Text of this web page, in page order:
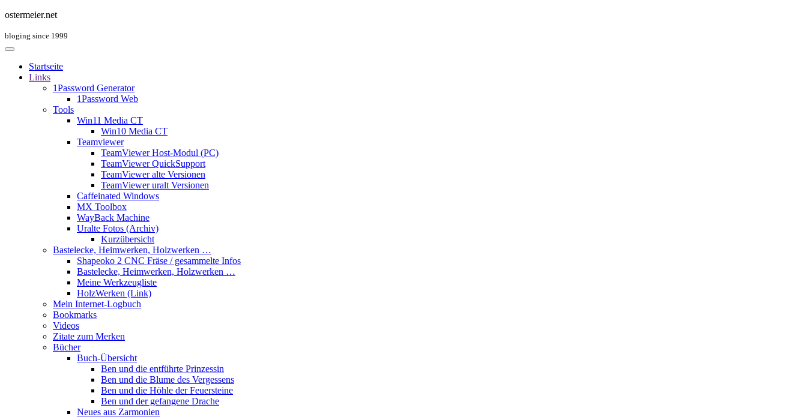
ostermeier.net
bloging since 1999
Startseite
Links
1Password Generator
1Password Web
Tools
Win11 Media CT
Win10 Media CT
Teamviewer
TeamViewer Host-Modul (PC)
TeamViewer QuickSupport
TeamViewer alte Versionen
TeamViewer uralt Versionen
Caffeinated Windows
MX Toolbox
WayBack Machine
Uralte Fotos (Archiv)
Kurzübersicht
Bastelecke, Heimwerken, Holzwerken …
Shapeoko 2 CNC Fräse / gesammelte Infos
Bastelecke, Heimwerken, Holzwerken …
Meine Werkzeugliste
HolzWerken (Link)
Mein Internet-Logbuch
Bookmarks
Videos
Zitate zum Merken
Bücher
Buch-Übersicht
Ben und die entführte Prinzessin
Ben und die Blume des Vergessens
Ben und die Höhle der Feuersteine
Ben und der gefangene Drache
Neues aus Zarmonien